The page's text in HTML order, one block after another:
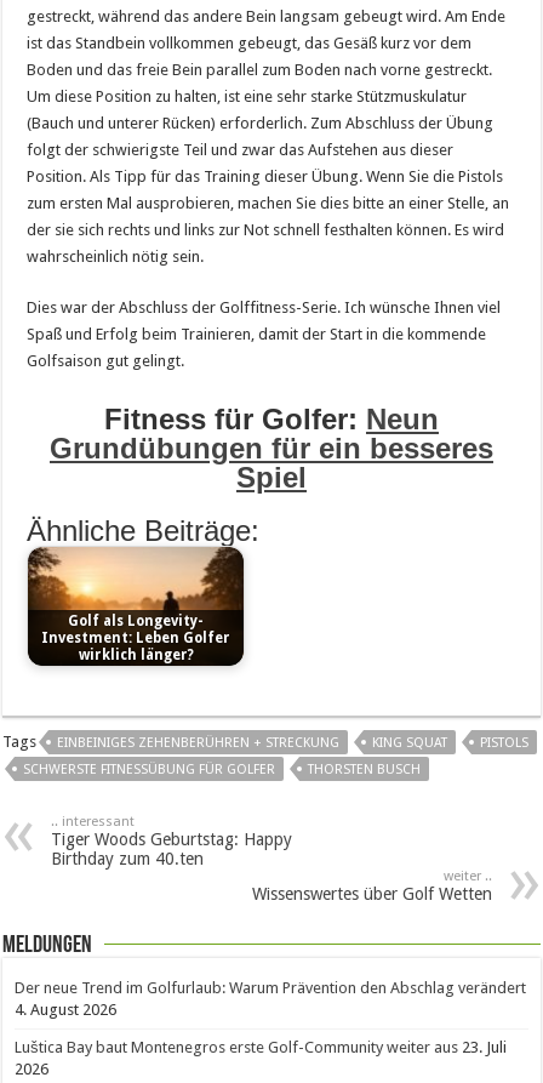
gestreckt, während das andere Bein langsam gebeugt wird. Am Ende
ist das Standbein vollkommen gebeugt, das Gesäß kurz vor dem
Boden und das freie Bein parallel zum Boden nach vorne gestreckt.
Um diese Position zu halten, ist eine sehr starke Stützmuskulatur
(Bauch und unterer Rücken) erforderlich. Zum Abschluss der Übung
folgt der schwierigste Teil und zwar das Aufstehen aus dieser
Position. Als Tipp für das Training dieser Übung. Wenn Sie die Pistols
zum ersten Mal ausprobieren, machen Sie dies bitte an einer Stelle, an
der sie sich rechts und links zur Not schnell festhalten können. Es wird
wahrscheinlich nötig sein.
Dies war der Abschluss der Golffitness-Serie. Ich wünsche Ihnen viel
Spaß und Erfolg beim Trainieren, damit der Start in die kommende
Golfsaison gut gelingt.
Fitness für Golfer: Neun
Grundübungen für ein besseres
Spiel
Ähnliche Beiträge:
Golf als Longevity-
Investment: Leben Golfer
wirklich länger?
Tags EINBEINIGES ZEHENBERÜHREN + STRECKUNG KING SQUAT
PISTOLS
SCHWERSTE FITNESSÜBUNG FÜR GOLFER
THORSTEN BUSCH
.. interessant
Tiger Woods Geburtstag: Happy
Birthday zum 40.ten
weiter ..
Wissenswertes über Golf Wetten
Meldungen
Der neue Trend im Golfurlaub: Warum Prävention den Abschlag verändert
4. August 2026
Luštica Bay baut Montenegros erste Golf-Community weiter aus 23. Juli
2026